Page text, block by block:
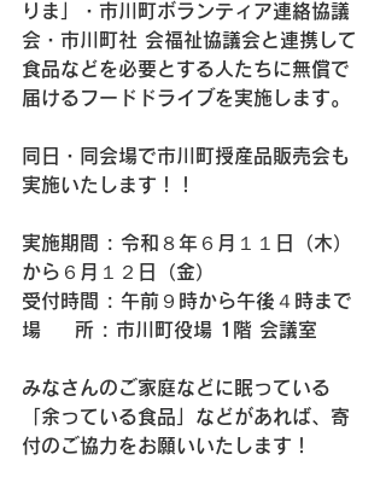
りま」・市川町ボランティア連絡協議
会・市川町社 会福祉協議会と連携して
食品などを必要とする人たちに無償で
届けるフードドライブを実施します。
同日・同会場で市川町授産品販売会も
実施いたします！！
実施期間 : 令和８年６月１１日（木）
から６月１２日（金）
受付時間 : 午前９時から午後４時まで
場 　 所 : 市川町役場 1階 会議室
みなさんのご家庭などに眠っている
「余っている食品」などがあれば、寄
付のご協力をお願いいたします！